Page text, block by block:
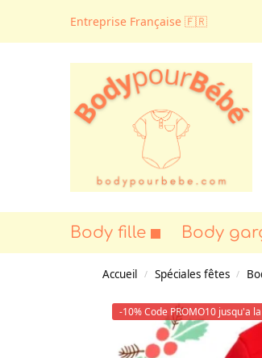
Entreprise Française 🇫🇷
Body fille Body
Accueil / Spéciales fêtes /
-10% Code PROMO10 jusqu'a